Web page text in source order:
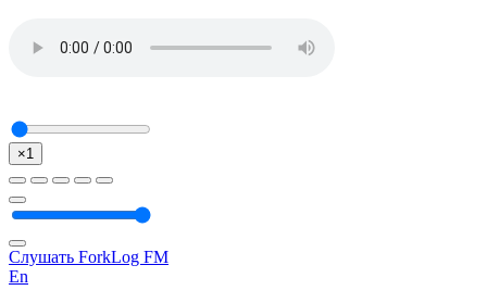
×1
Слушать ForkLog FM
En